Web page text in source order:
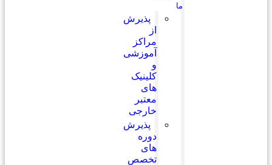
ما
پذیرش
از
مراکز
آموزشی
و
کلینیک
های
معتبر
خارجی
پذیرش
دوره
های
تخصص